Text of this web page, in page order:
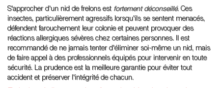
S'approcher d'un nid de frelons est fortement déconseillé. Ces
insectes, particulièrement agressifs lorsqu'ils se sentent menacés,
défendent farouchement leur colonie et peuvent provoquer des
réactions allergiques sévères chez certaines personnes. Il est
recommandé de ne jamais tenter d'éliminer soi-même un nid, mais
de faire appel à des professionnels équipés pour intervenir en toute
sécurité. La prudence est la meilleure garantie pour éviter tout
accident et préserver l'intégrité de chacun.